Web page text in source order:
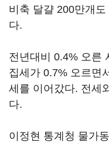
비축 달걀 200만개
다.
전년대비 0.4% 오른
집세가 0.7% 오르면
세를 이어갔다. 전세
다.
이정현 통계청 물가